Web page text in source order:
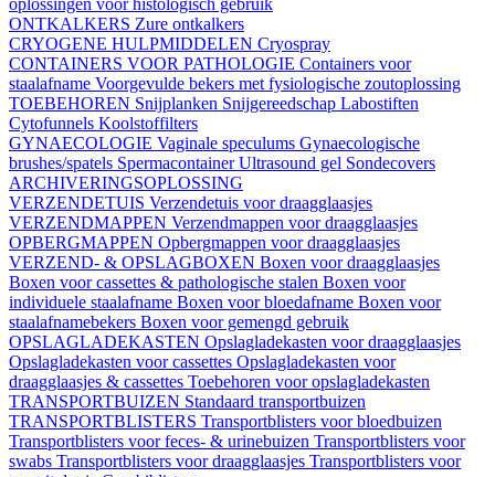
oplossingen voor histologisch gebruik
ONTKALKERS Zure ontkalkers
CRYOGENE HULPMIDDELEN Cryospray
CONTAINERS VOOR PATHOLOGIE Containers voor
staalafname Voorgevulde bekers met fysiologische zoutoplossing
TOEBEHOREN Snijplanken Snijgereedschap Labostiften
Cytofunnels Koolstoffilters
GYNAECOLOGIE Vaginale speculums Gynaecologische
brushes/spatels SpermacontainerUltrasound gel Sondecovers
ARCHIVERINGSOPLOSSING
VERZENDETUIS Verzendetuis voor draagglaasjes
VERZENDMAPPEN Verzendmappen voor draagglaasjes
OPBERGMAPPEN Opbergmappen voor draagglaasjes
VERZEND- & OPSLAGBOXEN Boxen voor draagglaasjes
Boxen voor cassettes & pathologische stalen Boxen voor
individuele staalafname Boxen voor bloedafname Boxen voor
staalafnamebekers Boxen voor gemengd gebruik
OPSLAGLADEKASTEN Opslagladekasten voor draagglaasjes
Opslagladekasten voor cassettes Opslagladekasten voor
draagglaasjes & cassettes Toebehoren voor opslagladekasten
TRANSPORTBUIZEN Standaard transportbuizen
TRANSPORTBLISTERS Transportblisters voor bloedbuizen
Transportblisters voor feces- & urinebuizen Transportblisters voor
swabs Transportblisters voor draagglaasjes Transportblisters voor